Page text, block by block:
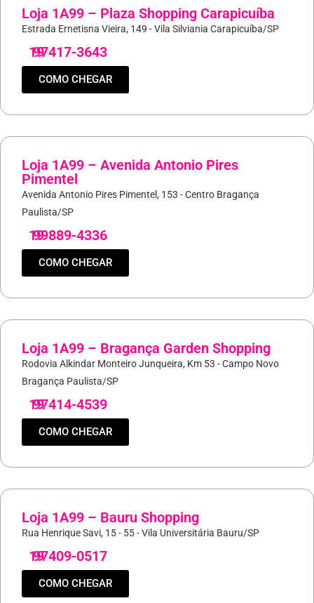
Loja 1A99 – Plaza Shopping Carapicuíba
Estrada Ernetisna Vieira, 149 - Vila Silviania Carapicuíba/SP
19
97417-3643
COMO CHEGAR
Loja 1A99 – Avenida Antonio Pires
Pimentel
Avenida Antonio Pires Pimentel, 153 - Centro Bragança
Paulista/SP
19
99889-4336
COMO CHEGAR
Loja 1A99 – Bragança Garden Shopping
Rodovia Alkindar Monteiro Junqueira, Km 53 - Campo Novo
Bragança Paulista/SP
19
97414-4539
COMO CHEGAR
Loja 1A99 – Bauru Shopping
Rua Henrique Savi, 15 - 55 - Vila Universitária Bauru/SP
19
97409-0517
COMO CHEGAR